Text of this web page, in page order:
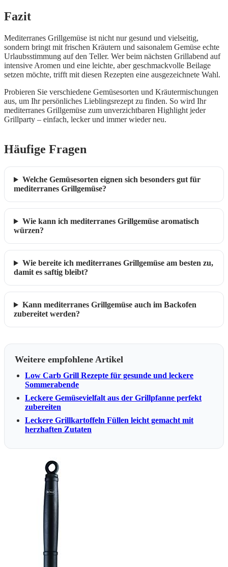
Fazit
Mediterranes Grillgemüse ist nicht nur gesund und vielseitig,
sondern bringt mit frischen Kräutern und saisonalem Gemüse echte
Urlaubsstimmung auf den Teller. Wer beim nächsten Grillabend auf
intensive Aromen und eine leichte, aber geschmackvolle Beilage
setzen möchte, trifft mit diesen Rezepten eine ausgezeichnete Wahl.
Probieren Sie verschiedene Gemüsesorten und Kräutermischungen
aus, um Ihr persönliches Lieblingsrezept zu finden. So wird Ihr
mediterranes Grillgemüse zum unverzichtbaren Highlight jeder
Grillparty – einfach, lecker und immer wieder neu.
Häufige Fragen
Welche Gemüsesorten eignen sich besonders gut für
mediterranes Grillgemüse?
Wie kann ich mediterranes Grillgemüse aromatisch
würzen?
Wie bereite ich mediterranes Grillgemüse am besten zu,
damit es saftig bleibt?
Kann mediterranes Grillgemüse auch im Backofen
zubereitet werden?
Weitere empfohlene Artikel
Low Carb Grill Rezepte für gesunde und leckere
Sommerabende
Leckere Gemüsevielfalt aus der Grillpfanne perfekt
zubereiten
Leckere Grillkartoffeln Füllen leicht gemacht mit
herzhaften Zutaten